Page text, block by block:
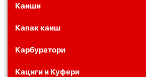
Каиши
Капак каиш
Карбуратори
Кациги и Куфери